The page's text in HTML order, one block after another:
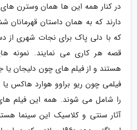
در کنار همه این ها همان وسترن
دارند که به همان داستان قهرمانان
که با دلی پاک برای نجات شهری
قصه هر کاری می نمایند. نمونه
هستند و از فیلم های چون دلیجان یا
فیلمی چون ریو براوو هوارد هاکس
را شامل می شوند. همه این فیلم
آثار سنتی و کلاسیک این سینما